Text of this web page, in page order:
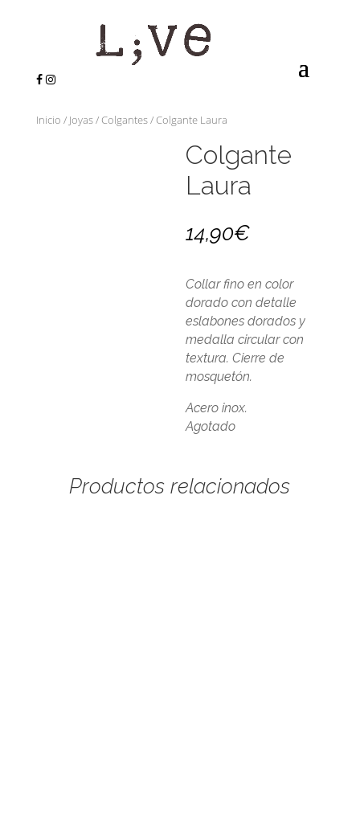
Inicio / Joyas/ Colgantes/ Colgante Laura
Colgante
Laura
14,90€
Collar fino en color
dorado con detalle
eslabones dorados y
medalla circular con
textura. Cierre de
mosquetón.
Acero inox.
Agotado
Productos relacionados